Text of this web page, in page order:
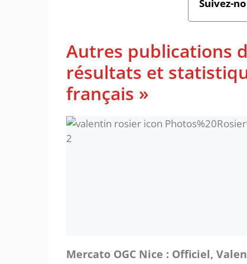
Suivez-
Autres publications
résultats et
français »
Mercato OGC Nice : Officiel,